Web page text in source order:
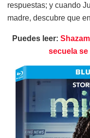
respuestas; y cuando
madre, descubre que
Puedes leer:
secuela